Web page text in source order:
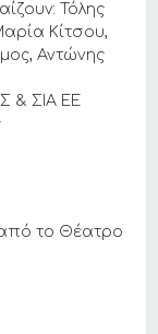
Τόλης
Κίτσου,
Αντώνης
& ΣΙΑ ΕΕ
το Θέατρο